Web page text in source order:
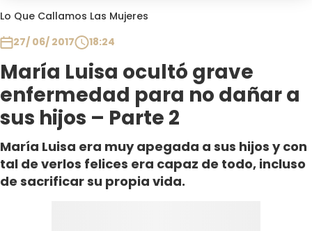
Lo Que Callamos Las Mujeres
27/ 06/ 2017
18:24
María Luisa ocultó grave
enfermedad para no dañar a
sus hijos – Parte 2
María Luisa era muy apegada a sus hijos y con
tal de verlos felices era capaz de todo, incluso
de sacrificar su propia vida.
Club De La Comedia
Contigo en Directo
Plan Perfecto
El Tiempo
Sabingo
Todos Los Programas